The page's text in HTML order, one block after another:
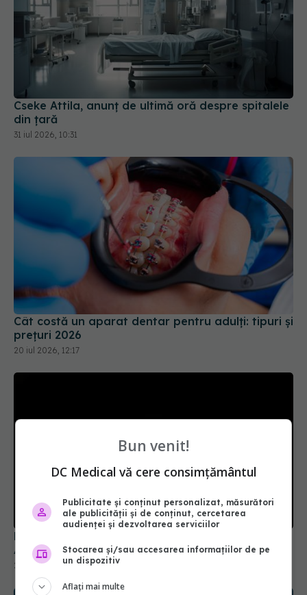
Cseke Attila, anunț de ultimă oră despre spitalele
din țară
31 iul 2026, 10:31
Cât costă un aparat dentar pentru adulți: tipuri și
prețuri 2026
20 iul 2026, 12:17
Doliu în teatrul românesc. A murit marea actriță
Adela Mărculescu
24 iul 2026, 14:44
Bun venit!
DC Medical vă cere consimțământul
Publicitate și conținut personalizat, măsurători
ale publicității și de conținut, cercetarea
audienței și dezvoltarea serviciilor
Stocarea și/sau accesarea informațiilor de pe
un dispozitiv
Aflați mai multe